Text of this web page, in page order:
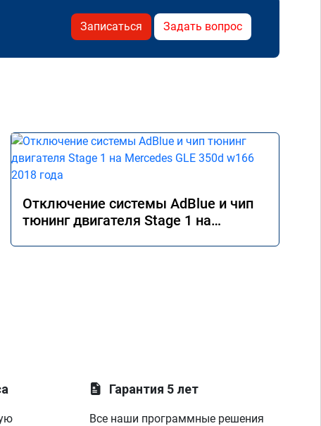
Записаться Задать вопрос
Отключение системы AdBlue и чип
тюнинг двигателя Stage 1 на
Гарантия 5 лет
Все наши программные решения